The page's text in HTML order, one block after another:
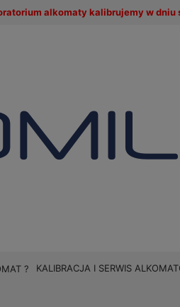
alkomaty kalibrujemy w dniu
? KALIBRACJA I SERWIS